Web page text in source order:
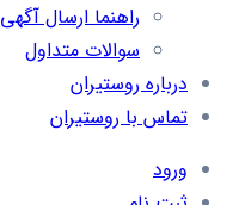
راهنما ارسال آگهی
سوالات متداول
درباره روستیران
تماس با روستیران
ورود